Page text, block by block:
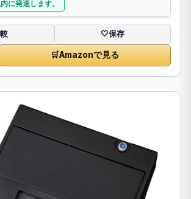
に発送します。
🤍保存
🛒Amazonで見る